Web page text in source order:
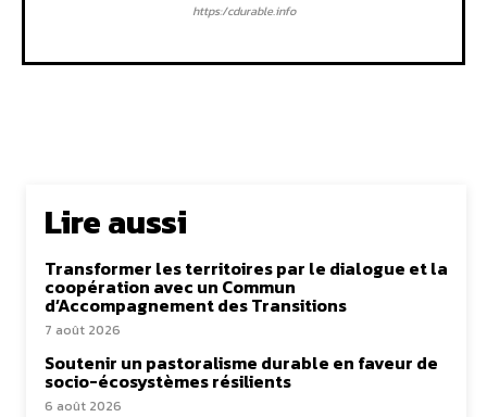
https:/cdurable.info
Lire aussi
Transformer les territoires par le dialogue et la
coopération avec un Commun
d’Accompagnement des Transitions
7 août 2026
Soutenir un pastoralisme durable en faveur de
socio-écosystèmes résilients
6 août 2026